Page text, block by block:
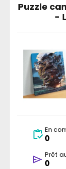
Puzzle
-
En
0
Prêt
0